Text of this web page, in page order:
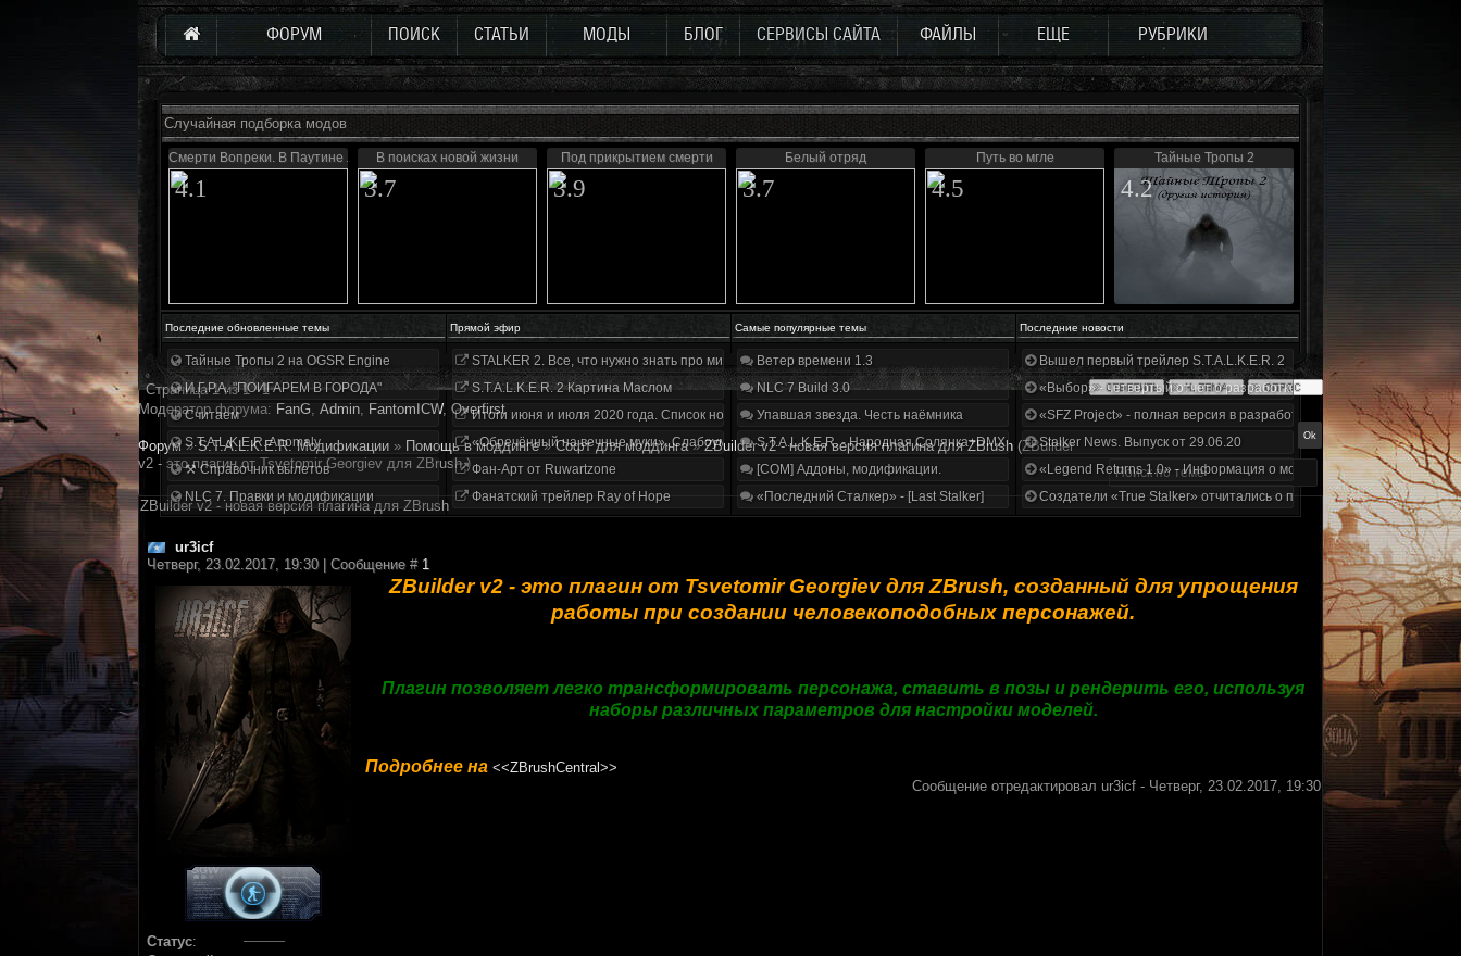
ФОРУМ ПОИСК СТАТЬИ МОДЫ БЛОГ СЕРВИСЫ САЙТА ФАЙЛЫ ЕЩЕ РУБРИКИ
Случайная подборка модов
Смерти Вопреки. В Паутине лжи
4.1
В поисках новой жизни
3.7
Под прикрытием смерти
3.9
Белый отряд
3.7
Путь во мгле
4.5
Тайные Тропы 2
4.2
Последние обновленные темы Прямой эфир Самые популярные темы Последние новости
Тайные Тропы 2 на OGSR Engine
И.Г.Р.А. "ПОИГАРЕМ В ГОРОДА"
Считаем
S.T.A.L.K.E.R. Anomaly
⚒ Справочник вылетов
NLC 7. Правки и модификации
STALKER 2. Все, что нужно знать про мир, геймплей и сюжет | Разбор трейлера
S.T.A.L.K.E.R. 2 Картина Маслом
Итоги июня и июля 2020 года. Список нововведений
«Обречённый на вечные муки». Слабоумие и отвага
Фан-Арт от Ruwartzone
Фанатский трейлер Ray of Hope
Ветер времени 1.3
NLC 7 Build 3.0
Упавшая звезда. Честь наёмника
S.T.A.L.K.E.R. - Народная Солянка+DMX 1.3.5.ООП.МА.К.
[COM] Аддоны, модификации.
«Последний Сталкер» - [Last Stalker]
Вышел первый трейлер S.T.A.L.K.E.R. 2
«Выбор» - четвертый отчет о разработке!
«SFZ Project» - полная версия в разработке!
Stalker News. Выпуск от 29.06.20
«Legend Returns 1.0» - Информация о моде за июнь 2020
Создатели «True Stalker» отчитались о проделанной работе
Страница1из1
1
Модератор форума: FanG, Аdmin, FantomICW, Overfirst
Форум » S.T.A.L.K.E.R. Модификации » Помощь в моддинге » Софт для моддинга » ZBuilder v2 - новая версия плагина для ZBrush (ZBuilder
v2 - это плагин от Tsvetomir Georgiev для ZBrush.)
ZBuilder v2 - новая версия плагина для ZBrush
ur3icf
Четверг, 23.02.2017, 19:30 | Сообщение # 1
Статус:
ZBuilder v2 - это плагин от Tsvetomir Georgiev для ZBrush, созданный для упрощения
работы при создании человекоподобных персонажей.
Плагин позволяет легко трансформировать персонажа, ставить в позы и рендерить его, используя
наборы различных параметров для настройки моделей.
Подробнее на <<ZBrushCentral>>
Сообщение отредактировал ur3icf - Четверг, 23.02.2017, 19:30